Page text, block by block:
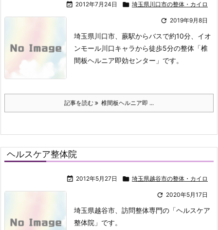
 2012年7月24日  埼玉県川口市の整体・カイロ
 2019年9月8日
埼玉県川口市、蕨駅からバスで約10分、イオ
ンモール川口キャラから徒歩5分の整体「椎
間板ヘルニア即効センター」です。
記事を読む 椎間板ヘルニア即 ...
ヘルスケア整体院
 2012年5月27日  埼玉県越谷市の整体・カイロ
 2020年5月17日
埼玉県越谷市、訪問整体専門の「ヘルスケア
整体院」です。